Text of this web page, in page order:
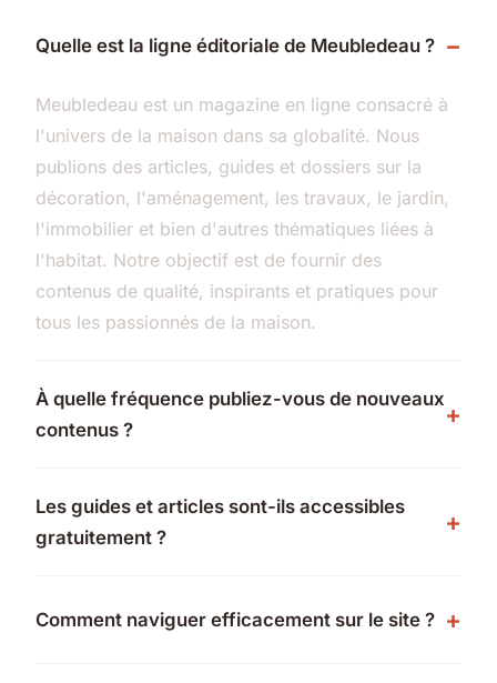
Quelle est la ligne éditoriale de Meubledeau ?
Meubledeau est un magazine en ligne consacré à
l'univers de la maison dans sa globalité. Nous
publions des articles, guides et dossiers sur la
décoration, l'aménagement, les travaux, le jardin,
l'immobilier et bien d'autres thématiques liées à
l'habitat. Notre objectif est de fournir des
contenus de qualité, inspirants et pratiques pour
tous les passionnés de la maison.
À quelle fréquence publiez-vous de nouveaux
contenus ?
Les guides et articles sont-ils accessibles
gratuitement ?
Comment naviguer efficacement sur le site ?